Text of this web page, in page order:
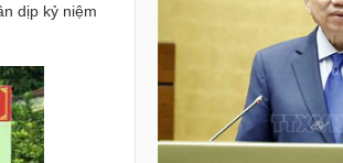
dịp kỷ niệm